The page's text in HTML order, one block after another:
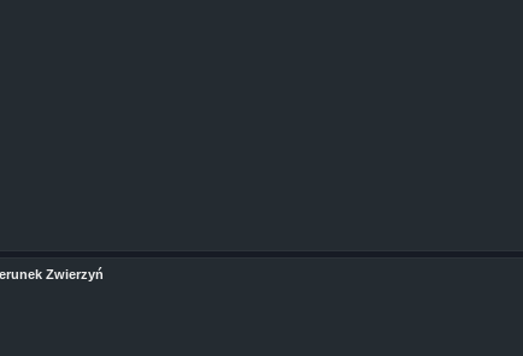
Zwierzyń